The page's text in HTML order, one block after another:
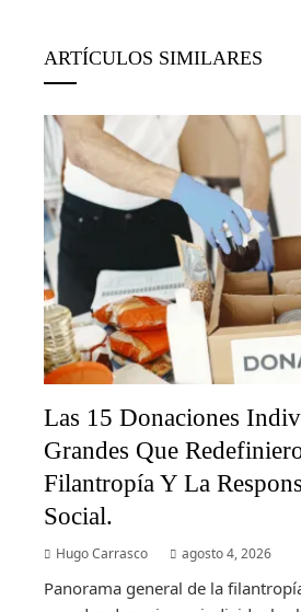
ARTÍCULOS SIMILARES
Las 15 Donaciones
Grandes Que
Filantropía Y La
Social.
Hugo Carrasco agosto 4, 2026
Panorama general de la